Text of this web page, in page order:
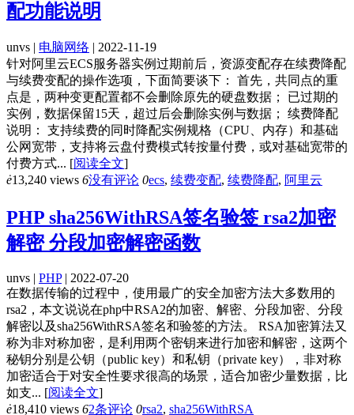
配功能说明
unvs | 电脑网络 | 2022-11-19
针对阿里云ECS服务器实例过期前后，资源变配存在续费降配
与续费变配的操作选项，下面简要谈下： 首先，共同点的重
点是，两种变更配置都不会删除原先的硬盘数据； 已过期的
实例，数据保留15天，超过后会删除实例与数据； 续费降配
说明： 支持续费的同时降配实例规格（CPU、内存）和基础
公网宽带，支持将云盘付费模式转按量付费，或对基础宽带的
付费方式... [阅读全文]
ė13,240 views 6没有评论 0ecs, 续费变配, 续费降配, 阿里云
PHP sha256WithRSA签名验签 rsa2加密
解密 分段加密解密函数
unvs | PHP| 2022-07-20
在数据传输的过程中，使用最广的安全加密方法大多数用的
rsa2，本文说说在php中RSA2的加密、解密、分段加密、分段
解密以及sha256WithRSA签名和验签的方法。 RSA加密算法又
称为非对称加密，是利用两个密钥来进行加密和解密，这两个
秘钥分别是公钥（public key）和私钥（private key），非对称
加密适合于对安全性要求很高的场景，适合加密少量数据，比
如支... [阅读全文]
ė18,410 views 62条评论 0rsa2, sha256WithRSA